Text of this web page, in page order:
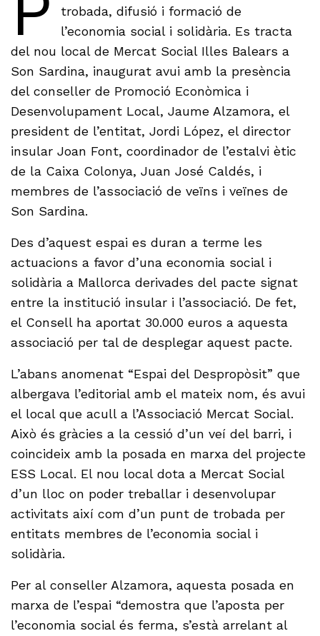
trobada, difusió i formació de
l’economia social i solidària. Es tracta
del nou local de Mercat Social Illes Balears a
Son Sardina, inaugurat avui amb la presència
del conseller de Promoció Econòmica i
Desenvolupament Local, Jaume Alzamora, el
president de l’entitat, Jordi López, el director
insular Joan Font, coordinador de l’estalvi ètic
de la Caixa Colonya, Juan José Caldés, i
membres de l’associació de veïns i veïnes de
Son Sardina.
Des d’aquest espai es duran a terme les
actuacions a favor d’una economia social i
solidària a Mallorca derivades del pacte signat
entre la institució insular i l’associació. De fet,
el Consell ha aportat 30.000 euros a aquesta
associació per tal de desplegar aquest pacte.
L’abans anomenat “Espai del Despropòsit” que
albergava l’editorial amb el mateix nom, és avui
el local que acull a l’Associació Mercat Social.
Això és gràcies a la cessió d’un veí del barri, i
coincideix amb la posada en marxa del projecte
ESS Local. El nou local dota a Mercat Social
d’un lloc on poder treballar i desenvolupar
activitats així com d’un punt de trobada per
entitats membres de l’economia social i
solidària.
Per al conseller Alzamora, aquesta posada en
marxa de l’espai “demostra que l’aposta per
l’economia social és ferma, s’està arrelant al